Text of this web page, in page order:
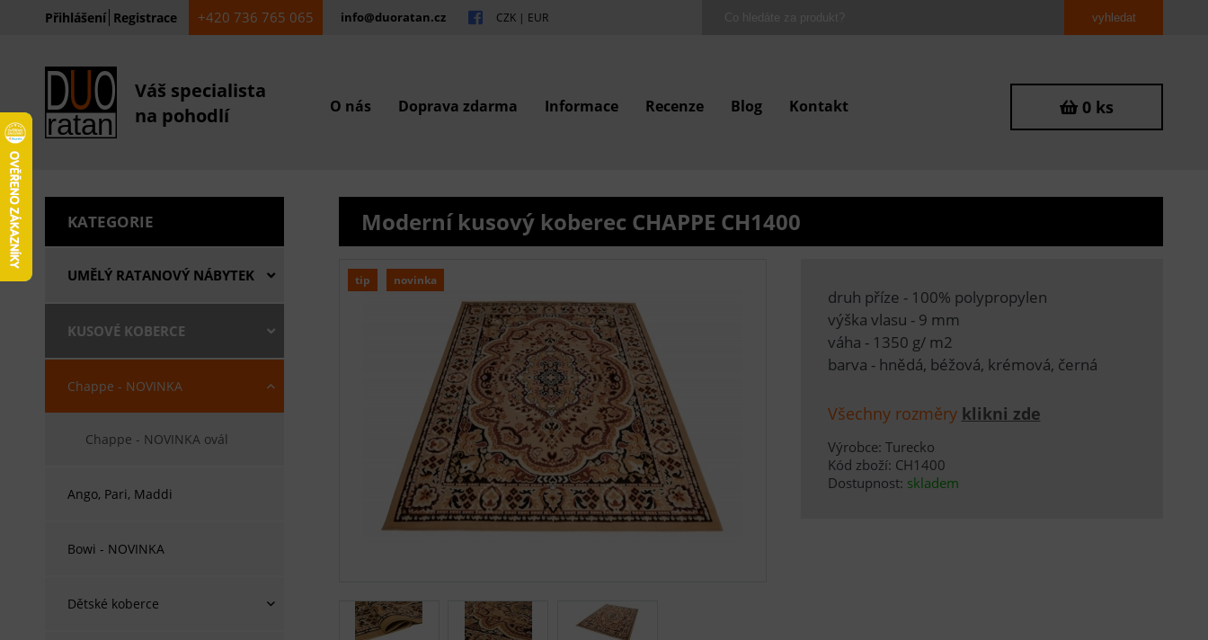
Přihlášení Registrace +420 736 765 065 info@duoratan.cz CZK | EUR
Váš specialista
na pohodlí
O nás Doprava zdarma Informace Recenze Blog Kontakt 0 ks
KATEGORIE
UMĚLÝ RATANOVÝ NÁBYTEK
KUSOVÉ KOBERCE
Chappe - NOVINKA
Chappe - NOVINKA ovál
Ango, Pari, Maddi
Bowi - NOVINKA
Dětské koberce
Moderní kusový koberec CHAPPE CH1400
tip novinka
druh příze - 100% polypropylen
výška vlasu - 9 mm
váha - 1350 g/ m2
barva - hnědá, béžová, krémová, černá
Všechny rozměry klikni zde
Výrobce: Turecko
Kód zboží: CH1400
Dostupnost: skladem